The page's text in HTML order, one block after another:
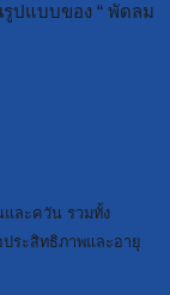
ปแบบของ “ พัดลม
ละควัน รวมทั้ง
ระสิทธิภาพและอายุ